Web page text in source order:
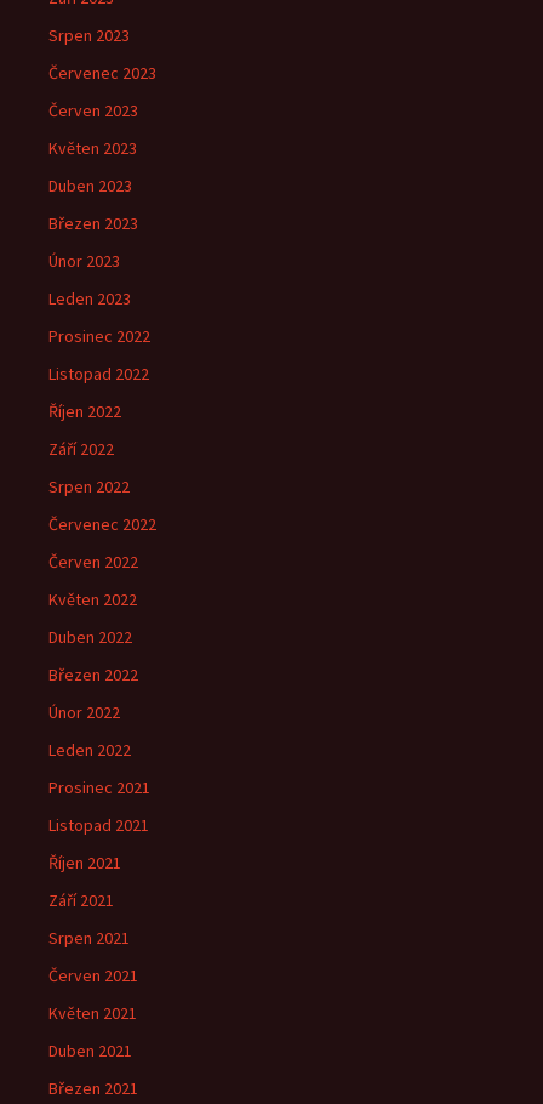
Srpen 2023
Červenec 2023
Červen 2023
Květen 2023
Duben 2023
Březen 2023
Únor 2023
Leden 2023
Prosinec 2022
Listopad 2022
Říjen 2022
Září 2022
Srpen 2022
Červenec 2022
Červen 2022
Květen 2022
Duben 2022
Březen 2022
Únor 2022
Leden 2022
Prosinec 2021
Listopad 2021
Říjen 2021
Září 2021
Srpen 2021
Červen 2021
Květen 2021
Duben 2021
Březen 2021